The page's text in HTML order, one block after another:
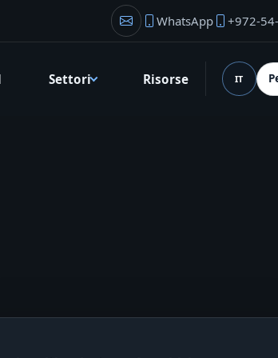
Email del fondatore
WhatsApp +972-
Settori Risorse Lingua
IT